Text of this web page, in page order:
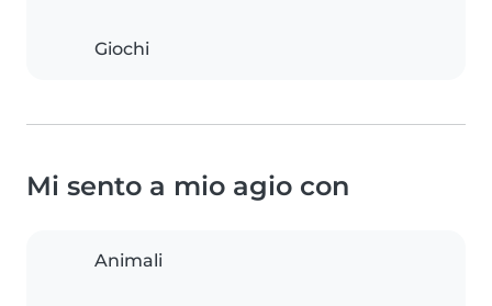
Giochi
Mi sento a mio agio con
Animali